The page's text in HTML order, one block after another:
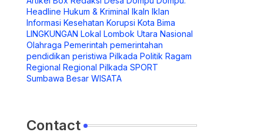
Headline Hukum & Kriminal Ikaln Iklan
Informasi Kesehatan Korupsi Kota Bima
LINGKUNGAN Lokal Lombok Utara Nasional
Olahraga Pemerintah pemerintahan
pendidikan peristiwa Pilkada Politik Ragam
Regional Regional Pilkada SPORT
Sumbawa Besar WISATA
Contact